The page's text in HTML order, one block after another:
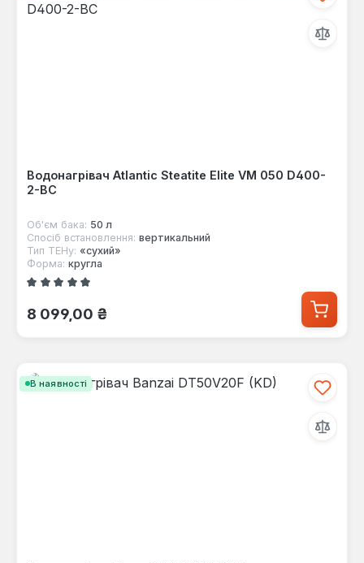
Водонагрівач Atlantic Steatite Elite VM 050 D400-
2-BC
Об'єм бака: 50 л
Спосіб встановлення: вертикальний
Тип ТЕНу: «сухий»
Форма: кругла
Середня оцінка 5 з 5 зірок
Звичайна ціна:
8 099,00 ₴
В наявності